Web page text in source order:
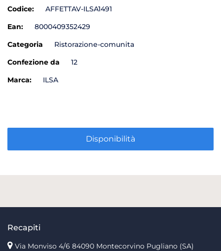
Codice:
AFFETTAV-ILSA1491
Ean:
8000409352429
Categoria
Ristorazione-comunita
Confezione da
12
Marca:
ILSA
Disponibilità
Recapiti
Via Monviso 4/6 84090 Montecorvino Pugliano (SA)